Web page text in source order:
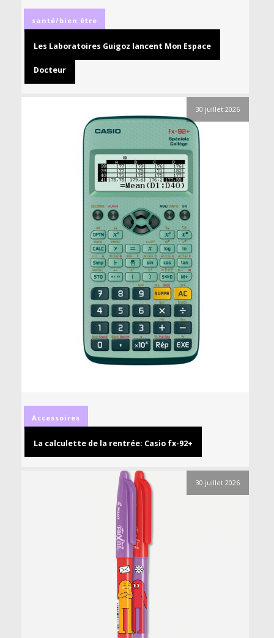
santé/bien être
Les Laboratoires Guigoz lancent Mon Espace
Docteur
30 juillet 2026
Accessoires
La calculette de la rentrée: Casio fx-92+
30 juillet 2026